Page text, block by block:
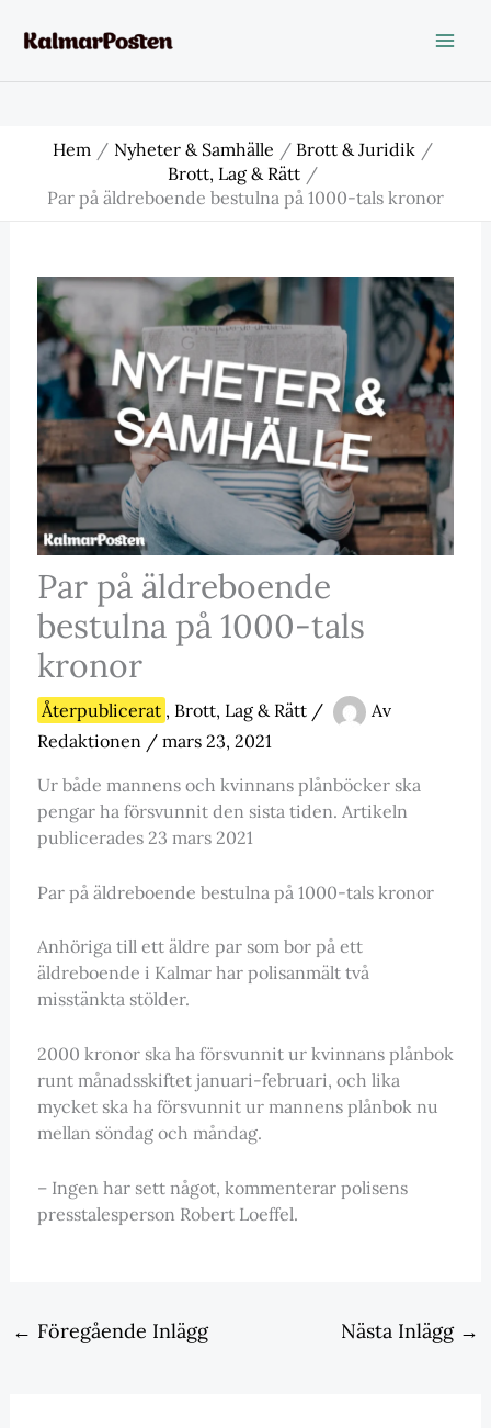
Hem Nyheter & Samhälle
Brott & Juridik
Brott, Lag & Rätt
Par på äldreboende bestulna på 1000-tals kronor
Par på äldreboende
bestulna på 1000-tals
kronor
Återpublicerat , Brott, Lag & Rätt/
Av
Redaktionen / mars 23, 2021
Ur både mannens och kvinnans plånböcker ska
pengar ha försvunnit den sista tiden. Artikeln
publicerades 23 mars 2021
Par på äldreboende bestulna på 1000-tals kronor
Anhöriga till ett äldre par som bor på ett
äldreboende i Kalmar har polisanmält två
misstänkta stölder.
2000 kronor ska ha försvunnit ur kvinnans plånbok
runt månadsskiftet januari-februari, och lika
mycket ska ha försvunnit ur mannens plånbok nu
mellan söndag och måndag.
– Ingen har sett något, kommenterar polisens
presstalesperson Robert Loeffel.
← Föregående Inlägg Nästa Inlägg →